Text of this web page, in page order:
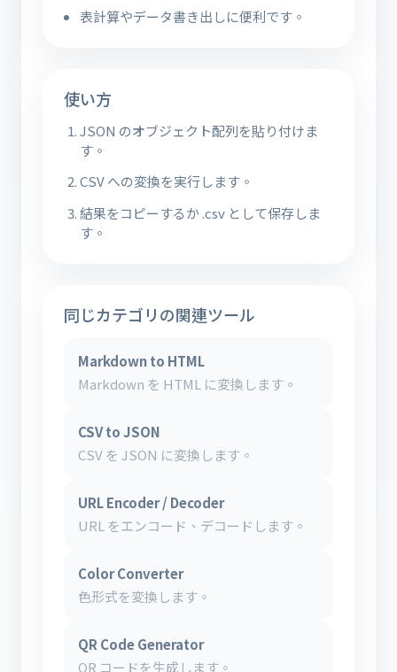
表計算やデータ書き出しに便利です。
使い方
JSON のオブジェクト配列を貼り付けま
す。
CSV への変換を実行します。
結果をコピーするか .csv として保存しま
す。
同じカテゴリの関連ツール
Markdown to HTML
Markdown を HTML に変換します。
CSV to JSON
CSV を JSON に変換します。
URL Encoder / Decoder
URL をエンコード、デコードします。
Color Converter
色形式を変換します。
QR Code Generator
QR コードを生成します。